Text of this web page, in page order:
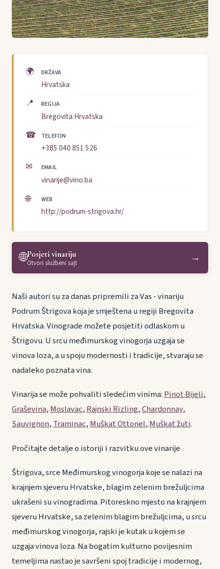
🌍 DRŽAVA
Hrvatska
📍 REGIJA
Bregovita Hrvatska
☎ TELEFON
+385 040 851 526
✉ EMAIL
vinarije@vino.ba
🌐 WEB
http://podrum-strigova.hr/
🌐Posjeti vinariju
Otvori službeni sajt →
Naši autori su za danas pripremili za Vas - vinariju
Podrum Štrigova koja je smještena u regiji Bregovita
Hrvatska. Vinograde možete posjetiti odlaskom u
Štrigovu. U srcu međimurskog vinogorja uzgaja se
vinova loza, a u spoju modernosti i tradicije, stvaraju se
nadaleko poznata vina.
Vinarija se može pohvaliti sledećim vinima:Pinot Bijeli,
Graševina,Moslavac,Rajnski Rizling,Chardonnay,
Sauvignon,Traminac,Muškat Ottonel,Muškat žuti.
Pročitajte detalje o istoriji i razvitku ove vinarije
Štrigova, srce Međimurskog vinogorja koje se nalazi na
krajnjem sjeveru Hrvatske, blagim zelenim brežuljcima
ukrašeni su vinogradima. Pitoreskno mjesto na krajnjem
sjeveru Hrvatske, sa zelenim blagim brežuljcima, u srcu
međimurskog vinogorja, rajski je kutak u kojem se
uzgaja vinova loza. Na bogatim kulturno povijesnim
temeljima nastao je savršeni spoj tradicije i modernog,